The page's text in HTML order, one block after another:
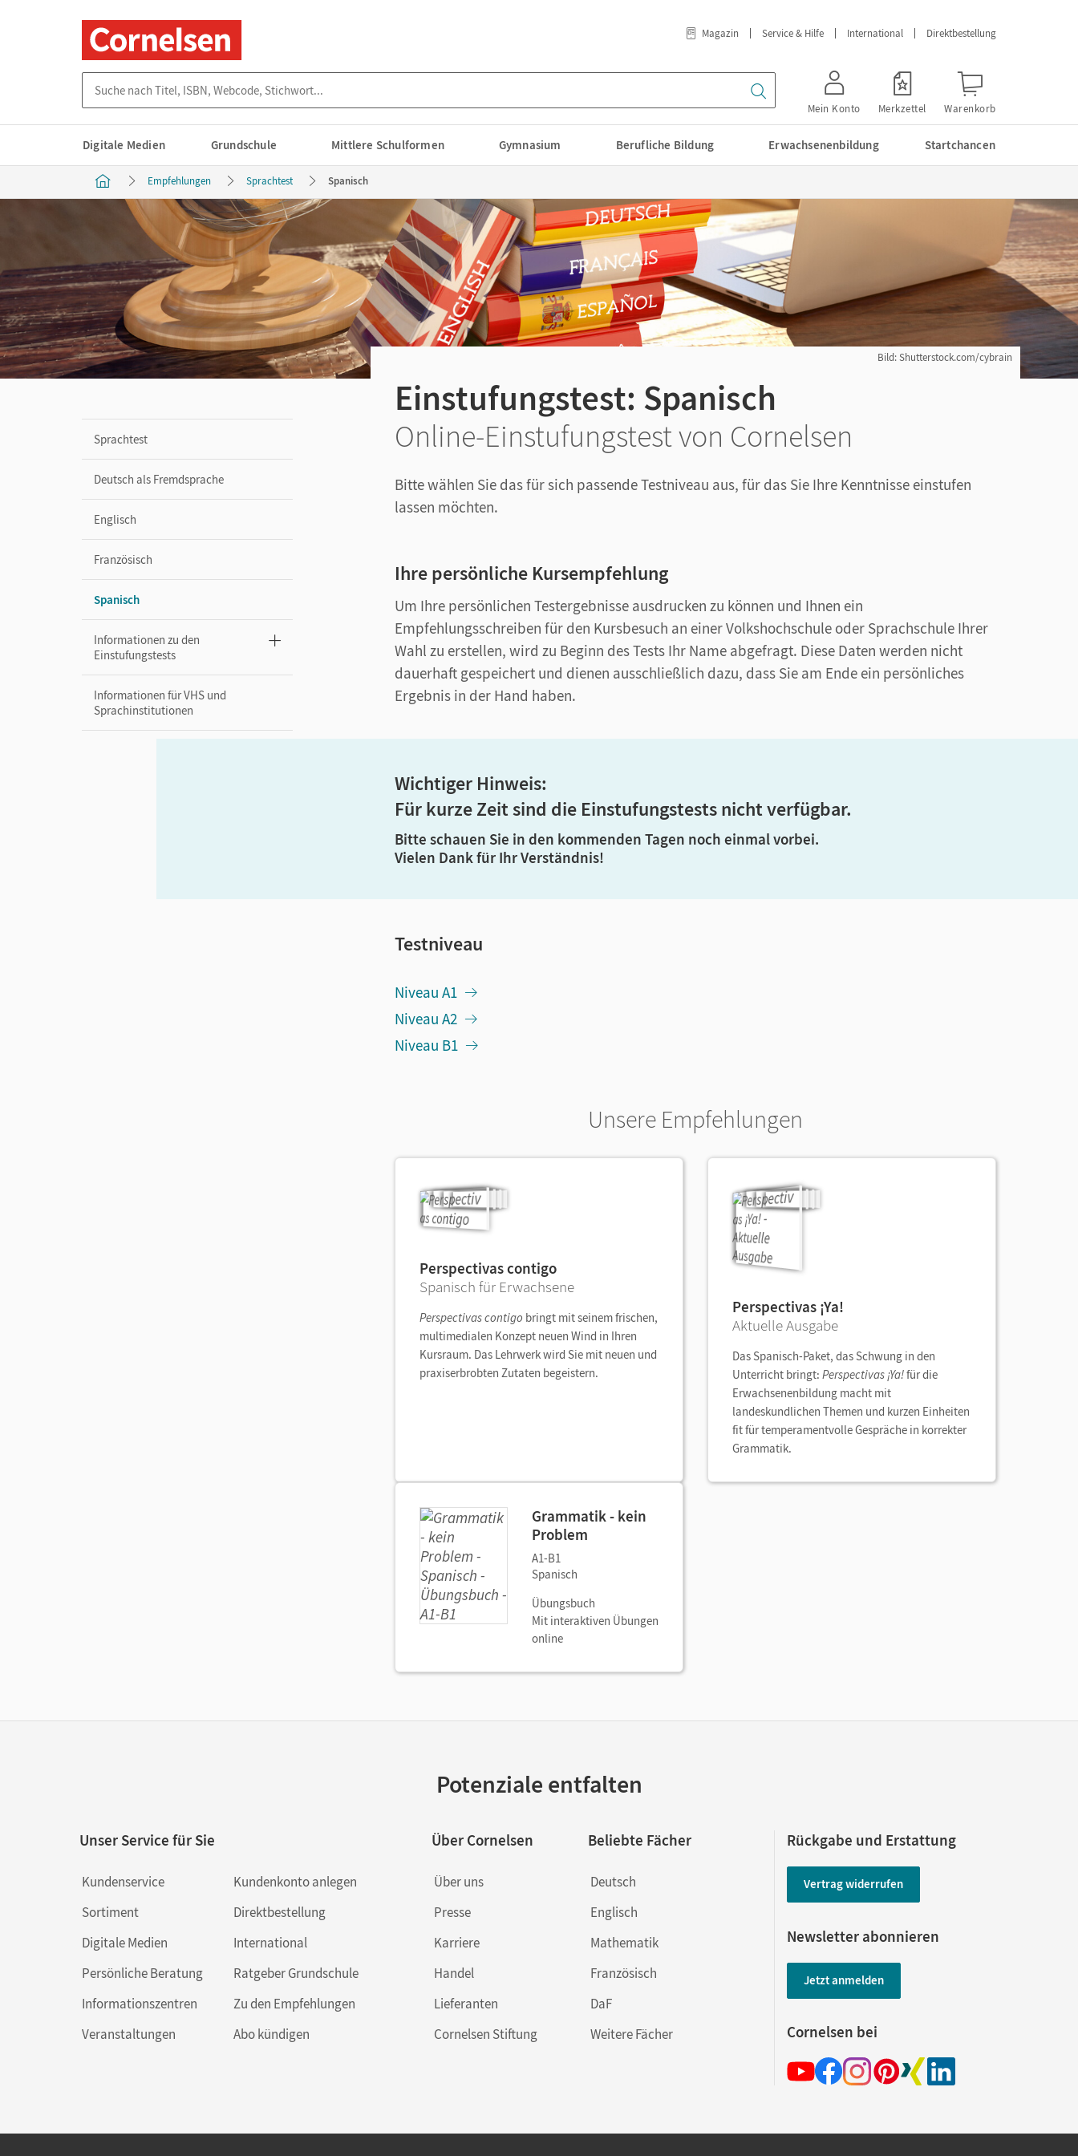
Magazin Service & Hilfe International Direktbestellung
Mein Konto Merkzettel Warenkorb
Digitale Medien Grundschule Mittlere Schulformen Gymnasium Berufliche Bildung Erwachsenenbildung Startchancen
Empfehlungen Sprachtest Spanisch
Sprachtest
Deutsch als Fremdsprache
Englisch
Französisch
Spanisch
Informationen zu den
Einstufungstests
Informationen für VHS und
Sprachinstitutionen
Bild: Shutterstock.com/cybrain
Einstufungstest: Spanisch
Online-Einstufungstest von Cornelsen
Bitte wählen Sie das für sich passende Testniveau aus, für das Sie Ihre Kenntnisse einstufen
lassen möchten.
Ihre persönliche Kursempfehlung
Um Ihre persönlichen Testergebnisse ausdrucken zu können und Ihnen ein
Empfehlungsschreiben für den Kursbesuch an einer Volkshochschule oder Sprachschule Ihrer
Wahl zu erstellen, wird zu Beginn des Tests Ihr Name abgefragt. Diese Daten werden nicht
dauerhaft gespeichert und dienen ausschließlich dazu, dass Sie am Ende ein persönliches
Ergebnis in der Hand haben.
Wichtiger Hinweis:
Für kurze Zeit sind die Einstufungstests nicht verfügbar.
Bitte schauen Sie in den kommenden Tagen noch einmal vorbei.
Vielen Dank für Ihr Verständnis!
Testniveau
Niveau A1
Niveau A2
Niveau B1
Unsere Empfehlungen
Perspectivas contigo
Spanisch für Erwachsene
Perspectivas contigo bringt mit seinem frischen,
multimedialen Konzept neuen Wind in Ihren
Kursraum. Das Lehrwerk wird Sie mit neuen und
praxiserbrobten Zutaten begeistern.
Perspectivas ¡Ya!
Aktuelle Ausgabe
Das Spanisch-Paket, das Schwung in den
Unterricht bringt: Perspectivas ¡Ya!für die
Erwachsenenbildung macht mit
landeskundlichen Themen und kurzen Einheiten
fit für temperamentvolle Gespräche in korrekter
Grammatik.
Grammatik - kein
Problem
A1-B1
Spanisch
Übungsbuch
Mit interaktiven Übungen
online
Potenziale entfalten
Unser Service für Sie
Kundenservice
Sortiment
Digitale Medien
Persönliche Beratung
Informationszentren
Veranstaltungen
Kundenkonto anlegen
Direktbestellung
International
Ratgeber Grundschule
Zu den Empfehlungen
Abo kündigen
Über Cornelsen
Über uns
Presse
Karriere
Handel
Lieferanten
Cornelsen Stiftung
Beliebte Fächer
Deutsch
Englisch
Mathematik
Französisch
DaF
Weitere Fächer
Rückgabe und Erstattung
Vertrag widerrufen
Newsletter abonnieren
Jetzt anmelden
Cornelsen bei